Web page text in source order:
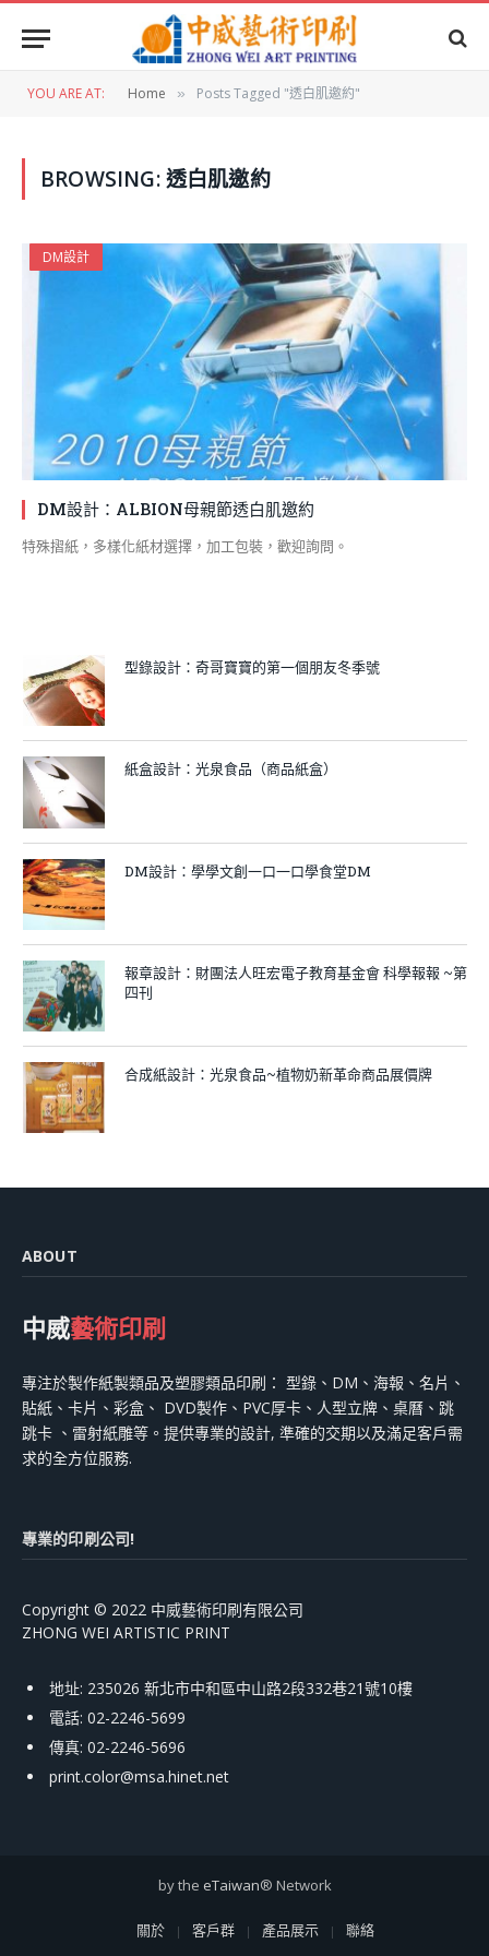
YOU ARE AT: Home » Posts Tagged "透白肌邀約"
BROWSING:透白肌邀約
DM設計
DM設計：ALBION母親節透白肌邀約
特殊摺紙，多樣化紙材選擇，加工包裝，歡迎詢問。
型錄設計：奇哥寶寶的第一個朋友冬季號
紙盒設計：光泉食品（商品紙盒）
DM設計：學學文創一口一口學食堂DM
報章設計：財團法人旺宏電子教育基金會 科學報報 ~第
四刊
合成紙設計：光泉食品~植物奶新革命商品展價牌
ABOUT
中威藝術印刷
專注於製作紙製類品及塑膠類品印刷： 型錄、DM、海報、名片、
貼紙、卡片、彩盒、 DVD製作、PVC厚卡、人型立牌、桌曆、跳
跳卡 、雷射紙雕等。提供專業的設計, 準確的交期以及滿足客戶需
求的全方位服務.
專業的印刷公司!
Copyright © 2022 中威藝術印刷有限公司
ZHONG WEI ARTISTIC PRINT
地址: 235026 新北市中和區中山路2段332巷21號10樓
電話: 02-2246-5699
傳真: 02-2246-5696
print.color@msa.hinet.net
by the eTaiwan® Network
關於 客戶群 產品展示 聯絡